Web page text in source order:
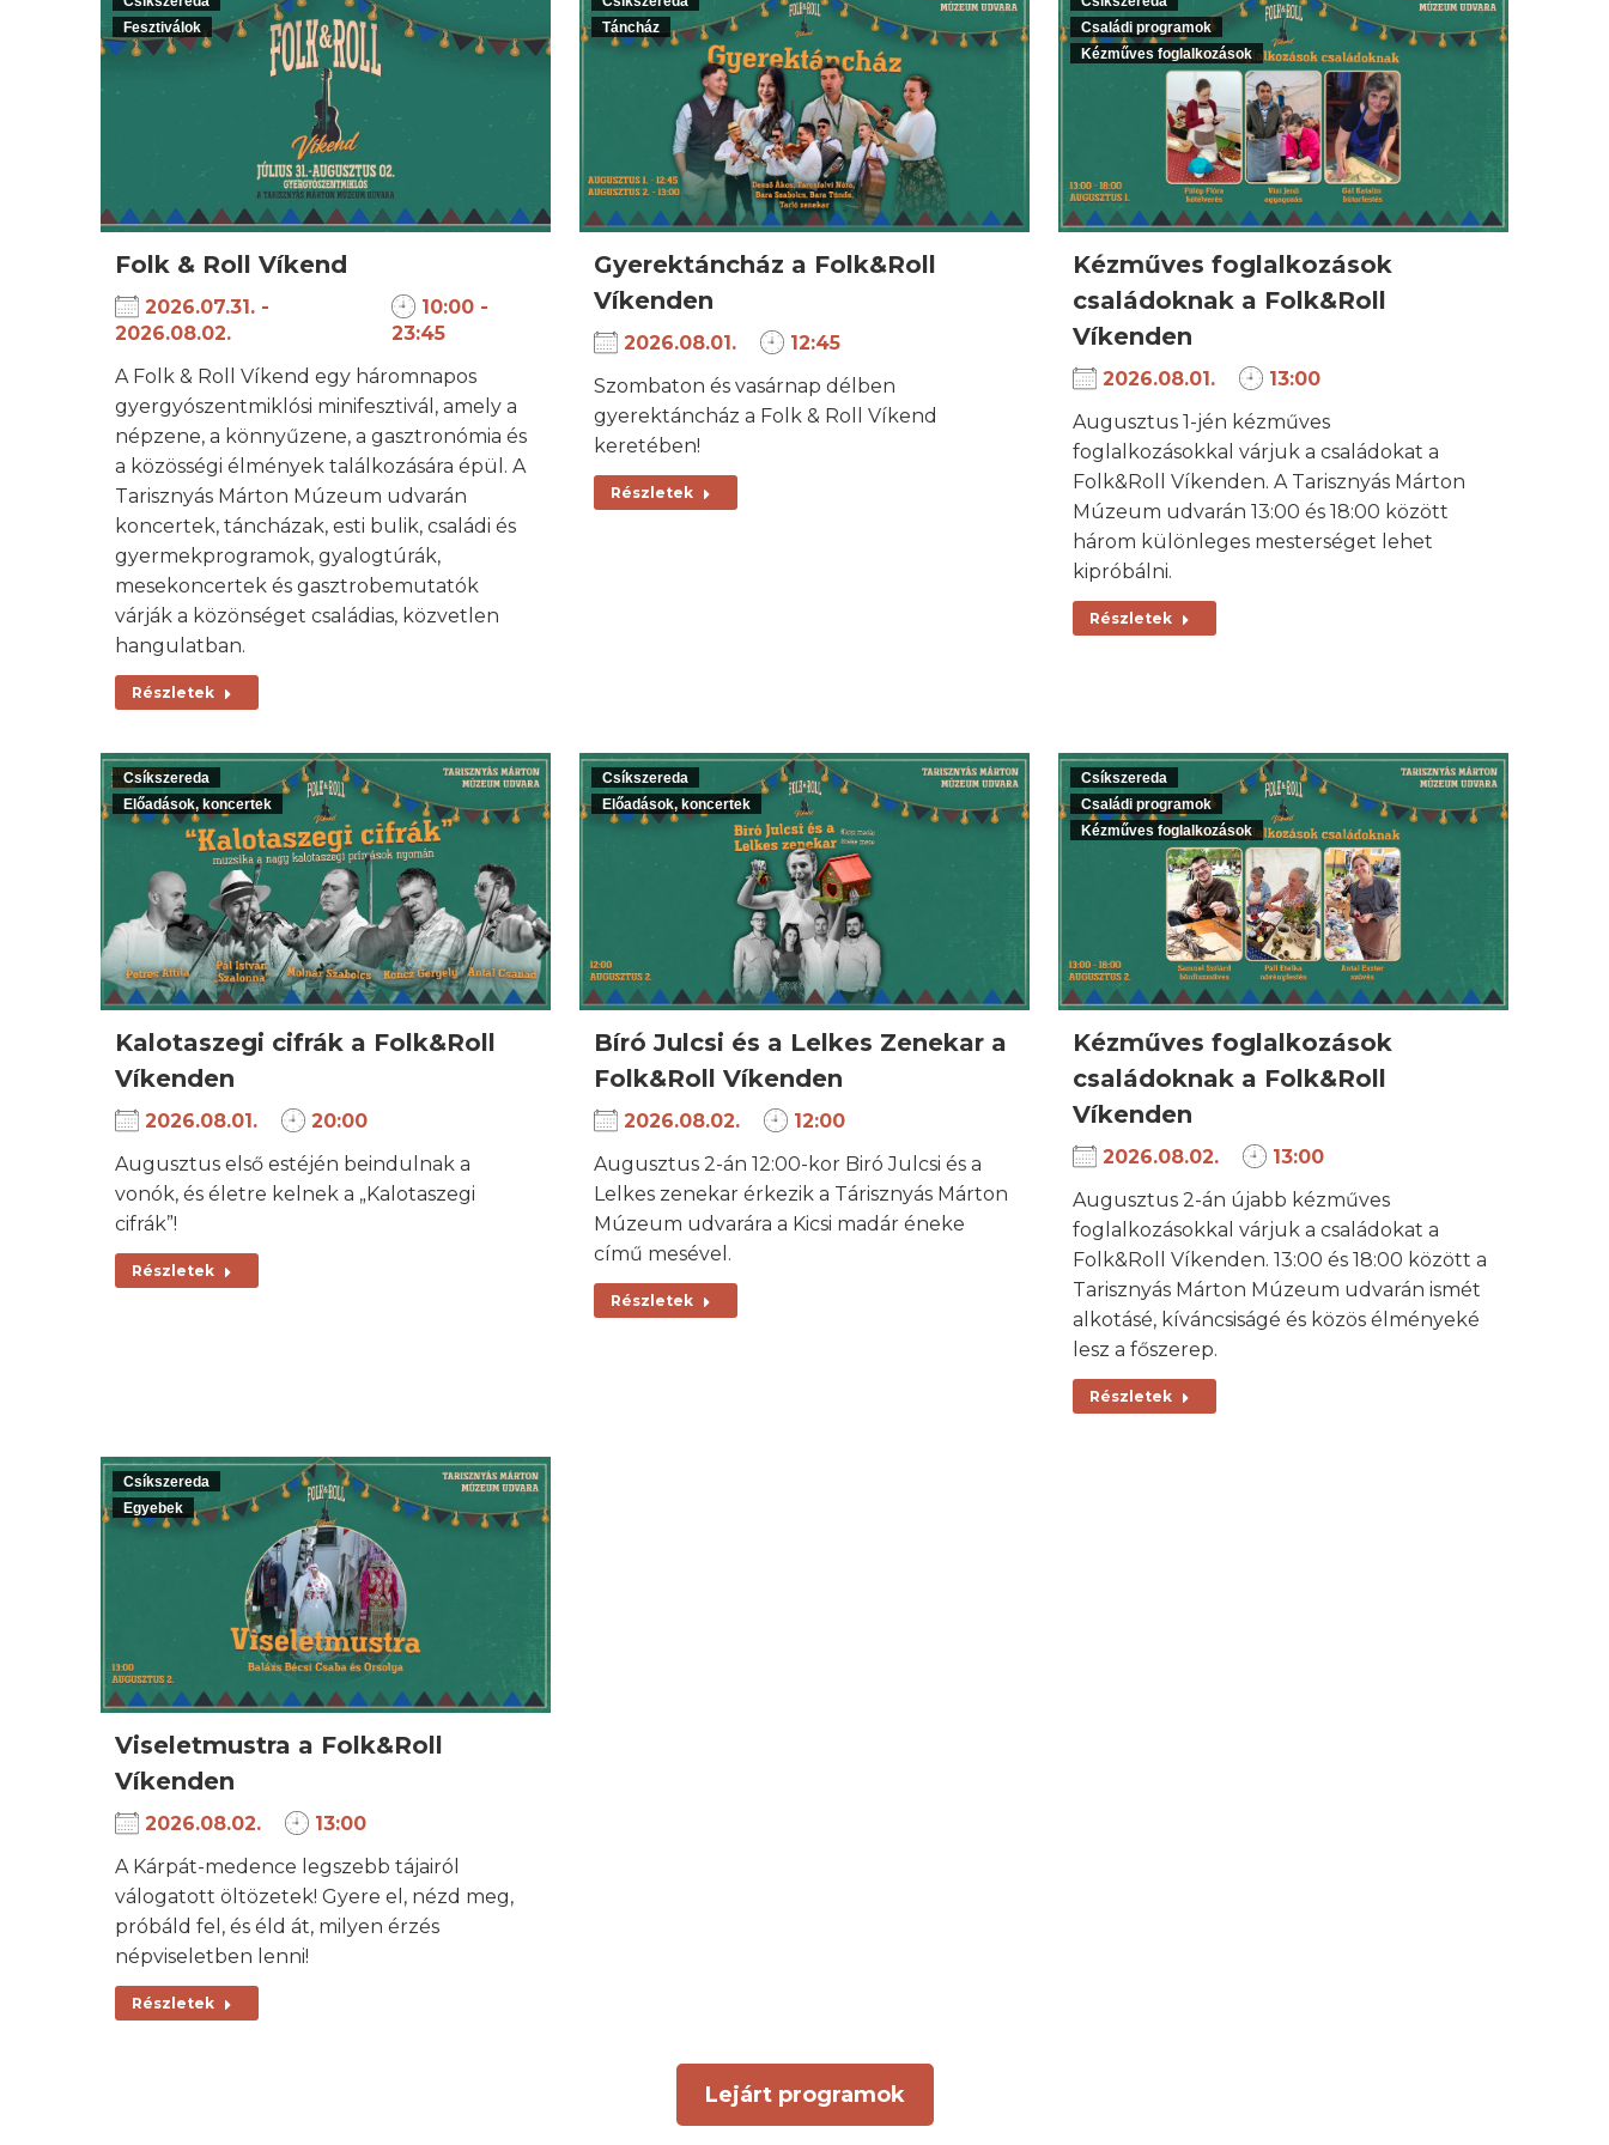
Fesztiválok
Folk & Roll Víkend
2026.07.31. -
2026.08.02.
10:00 -
23:45
A Folk & Roll Víkend egy háromnapos
gyergyószentmiklósi minifesztivál, amely a
népzene, a könnyűzene, a gasztronómia és
a közösségi élmények találkozására épül. A
Tarisznyás Márton Múzeum udvarán
koncertek, táncházak, esti bulik, családi és
gyermekprogramok, gyalogtúrák,
mesekoncertek és gasztrobemutatók
várják a közönséget családias, közvetlen
hangulatban.
Részletek
Táncház
Gyerektáncház a Folk&Roll
Víkenden
2026.08.01.
12:45
Szombaton és vasárnap délben
gyerektáncház a Folk & Roll Víkend
keretében!
Részletek
Családi programok
Kézműves foglalkozások
Kézműves foglalkozások
családoknak a Folk&Roll
Víkenden
2026.08.01.
13:00
Augusztus 1-jén kézműves
foglalkozásokkal várjuk a családokat a
Folk&Roll Víkenden. A Tarisznyás Márton
Múzeum udvarán 13:00 és 18:00 között
három különleges mesterséget lehet
kipróbálni.
Részletek
Csíkszereda
Előadások, koncertek
Kalotaszegi cifrák a Folk&Roll
Víkenden
2026.08.01.
20:00
Augusztus első estéjén beindulnak a
vonók, és életre kelnek a „Kalotaszegi
cifrák”!
Részletek
Csíkszereda
Előadások, koncertek
Bíró Julcsi és a Lelkes Zenekar a
Folk&Roll Víkenden
2026.08.02.
12:00
Augusztus 2-án 12:00-kor Biró Julcsi és a
Lelkes zenekar érkezik a Tárisznyás Márton
Múzeum udvarára a Kicsi madár éneke
című mesével.
Részletek
Csíkszereda
Családi programok
Kézműves foglalkozások
Kézműves foglalkozások
családoknak a Folk&Roll
Víkenden
2026.08.02.
13:00
Augusztus 2-án újabb kézműves
foglalkozásokkal várjuk a családokat a
Folk&Roll Víkenden. 13:00 és 18:00 között a
Tarisznyás Márton Múzeum udvarán ismét
alkotásé, kíváncsiságé és közös élményeké
lesz a főszerep.
Részletek
Csíkszereda
Egyebek
Viseletmustra a Folk&Roll
Víkenden
2026.08.02.
13:00
A Kárpát-medence legszebb tájairól
válogatott öltözetek! Gyere el, nézd meg,
próbáld fel, és éld át, milyen érzés
népviseletben lenni!
Részletek
Lejárt programok